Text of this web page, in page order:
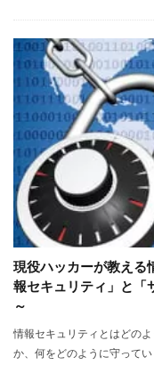
現役ハッカーが教え
報セキュリティ」と「
～
情報セキュリティとはどの
か、何をどのように守って